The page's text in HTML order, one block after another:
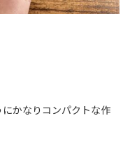
かなりコンパクトな作